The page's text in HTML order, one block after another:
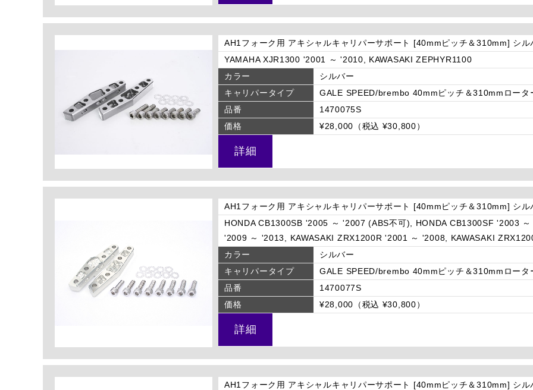
AH1フォーク用 アキシャルキャリパーサポート [40mmピッチ＆310mm] シル
YAMAHA XJR1300 '2001 ～ '2010, KAWASAKI ZEPHYR1100
カラー
シルバー
キャリパータイプ
GALE SPEED/brembo 40mmピッチ＆310mmロータ
品番
1470075S
価格
¥28,000（税込 ¥30,800）
詳細
AH1フォーク用 アキシャルキャリパーサポート [40mmピッチ＆310mm] シル
HONDA CB1300SB '2005 ～ '2007 (ABS不可), HONDA CB1300SF '2003
'2009 ～ '2013, KAWASAKI ZRX1200R '2001 ～ '2008, KAWASAKI
カラー
シルバー
キャリパータイプ
GALE SPEED/brembo 40mmピッチ＆310mmロータ
品番
1470077S
価格
¥28,000（税込 ¥30,800）
詳細
AH1フォーク用 アキシャルキャリパーサポート [40mmピッチ＆310mm] シル